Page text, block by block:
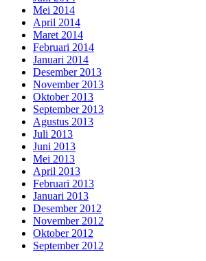
Mei 2014
April 2014
Maret 2014
Februari 2014
Januari 2014
Desember 2013
November 2013
Oktober 2013
September 2013
Agustus 2013
Juli 2013
Juni 2013
Mei 2013
April 2013
Februari 2013
Januari 2013
Desember 2012
November 2012
Oktober 2012
September 2012